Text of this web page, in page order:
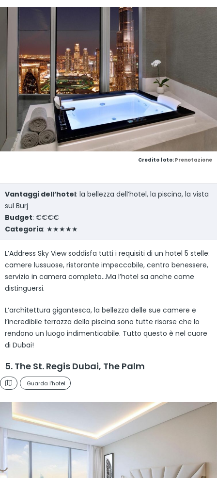
Credito foto: Prenotazione
Vantaggi dell’hotel: la bellezza dell’hotel, la piscina, la vista
sul Burj
Budget: €€€€
Categoria: ★★★★★
L’Address Sky View soddisfa tutti i requisiti di un hotel 5 stelle:
camere lussuose, ristorante impeccabile, centro benessere,
servizio in camera completo…Ma l’hotel sa anche come
distinguersi.
L’architettura gigantesca, la bellezza delle sue camere e
l’incredibile terrazza della piscina sono tutte risorse che lo
rendono un luogo indimenticabile. Tutto questo è nel cuore
di Dubai!
5. The St. Regis Dubai, The Palm
Guarda l'hotel